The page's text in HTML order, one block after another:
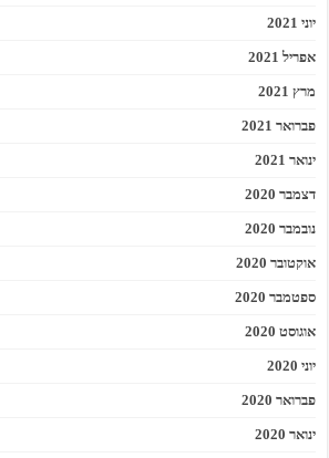
יוני 2021
אפריל 2021
מרץ 2021
פברואר 2021
ינואר 2021
דצמבר 2020
נובמבר 2020
אוקטובר 2020
ספטמבר 2020
אוגוסט 2020
יוני 2020
פברואר 2020
ינואר 2020